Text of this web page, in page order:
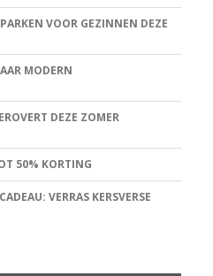
VOOR GEZINNEN DEZE
MODERN
DEZE ZOMER
50% KORTING
VERRAS KERSVERSE